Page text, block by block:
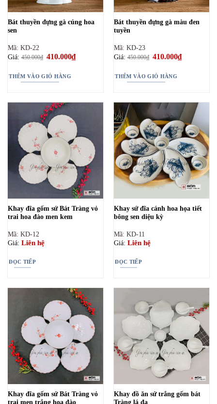
Bát thuyền đựng gà cúng hoa
sen
Mã: KD-22
Giá:450.000₫ Giá
450.000₫.
410.000₫Giá
hiện
THÊM VÀO GIỎ HÀNG
Bát thuyền đựng gà màu đen
tuyền
Mã: KD-23
Giá:450.000₫ Giá
450.000₫.
410.000₫Giá
hiện
THÊM VÀO GIỎ HÀNG
Khay đĩa gốm sứ Bát Tràng vỏ
trai hoa đào men kem
Mã: KD-12
Giá: Liên hệ
ĐỌC TIẾP
Khay sứ đĩa cánh hoa họa tiết
bông sen diệu kỳ
Mã: KD-11
Giá: Liên hệ
ĐỌC TIẾP
Khay đĩa gốm sứ Bát Tràng vỏ
trai men trắng hoa đào
Khay đồ ăn sứ trắng gốm bát
Tràng lá đa